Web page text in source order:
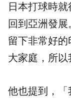
日本打球時
回到亞洲發
留下非常好
大家庭，所以
他也提到，